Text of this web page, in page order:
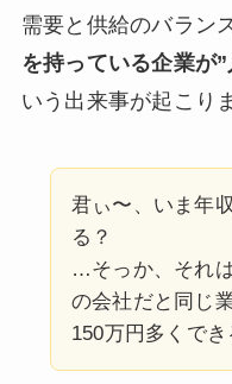
需要と供給のバラン
を持っている企業が
いう出来事が起こり
君ぃ〜、いま年
る？
…そっか、それ
の会社だと同じ
150万円多くでき